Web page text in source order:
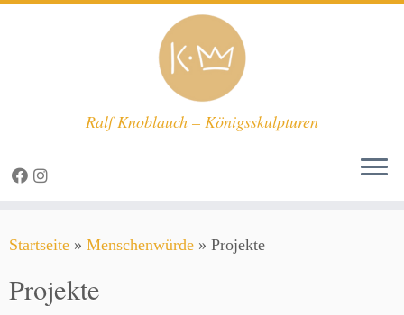
Inhalt
Ralf Knoblauch – Königsskulpturen
Startseite » Menschenwürde » Projekte
Projekte